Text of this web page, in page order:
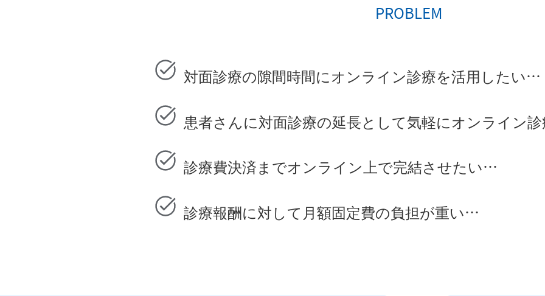
PROBLEM
対面診療の隙間時間にオンライン診療を活用したい…
患者さんに対面診療の延長として気軽にオンライン
診療費決済までオンライン上で完結させたい…
診療報酬に対して月額固定費の負担が重い…